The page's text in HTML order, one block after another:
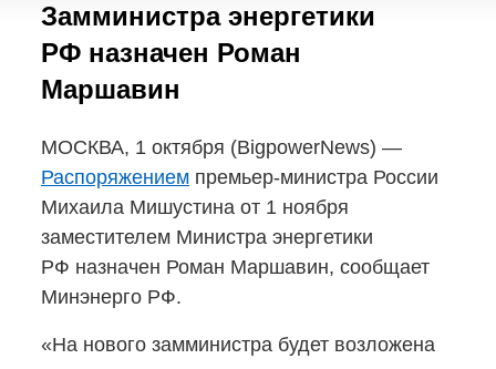
Замминистра энергетики
РФ назначен Роман
Маршавин
МОСКВА, 1 октября (BigpowerNews) —
Распоряжением премьер-министра России
Михаила Мишустина от 1 ноября
заместителем Министра энергетики
РФ назначен Роман Маршавин, сообщает
Минэнерго РФ.
«На нового замминистра будет возложена